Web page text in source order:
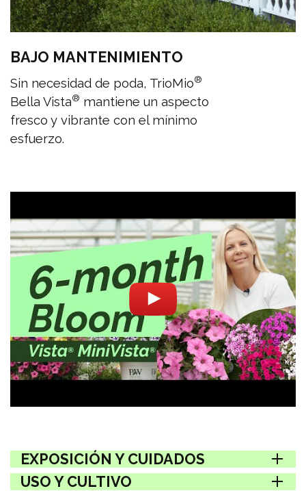
BAJO MANTENIMIENTO
Sin necesidad de poda, TrioMio®
Bella Vista® mantiene un aspecto
fresco y vibrante con el mínimo
esfuerzo.
EXPOSICIÓN Y CUIDADOS
USO Y CULTIVO